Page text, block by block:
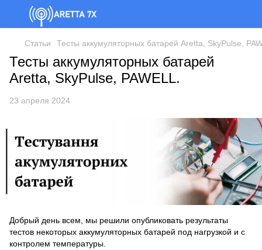
Cтатьи Тесты аккумуляторных батарей Aretta, SkyPulse,
Тесты аккумуляторных батарей
Aretta, SkyPulse, PAWELL.
23 апреля 2024
Добрый день всем, мы решили опубликовать результаты
тестов некоторых аккумуляторных батарей под нагрузкой и с
контролем температуры.